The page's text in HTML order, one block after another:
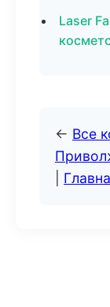
Laser
← Все